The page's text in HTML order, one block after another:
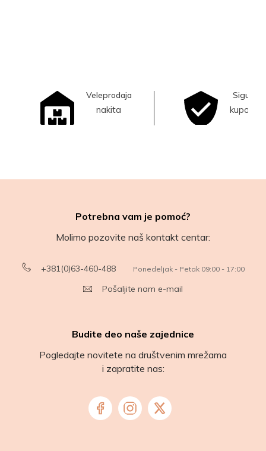
Veleprodaja
nakita
Sigurna
kupovina
Potrebna vam je pomoć?
Molimo pozovite naš kontakt centar:
+381(0)63-460-488 Ponedeljak - Petak 09:00 - 17:00
Pošaljite nam e-mail
Budite deo naše zajednice
Pogledajte novitete na društvenim mrežama
i zapratite nas: